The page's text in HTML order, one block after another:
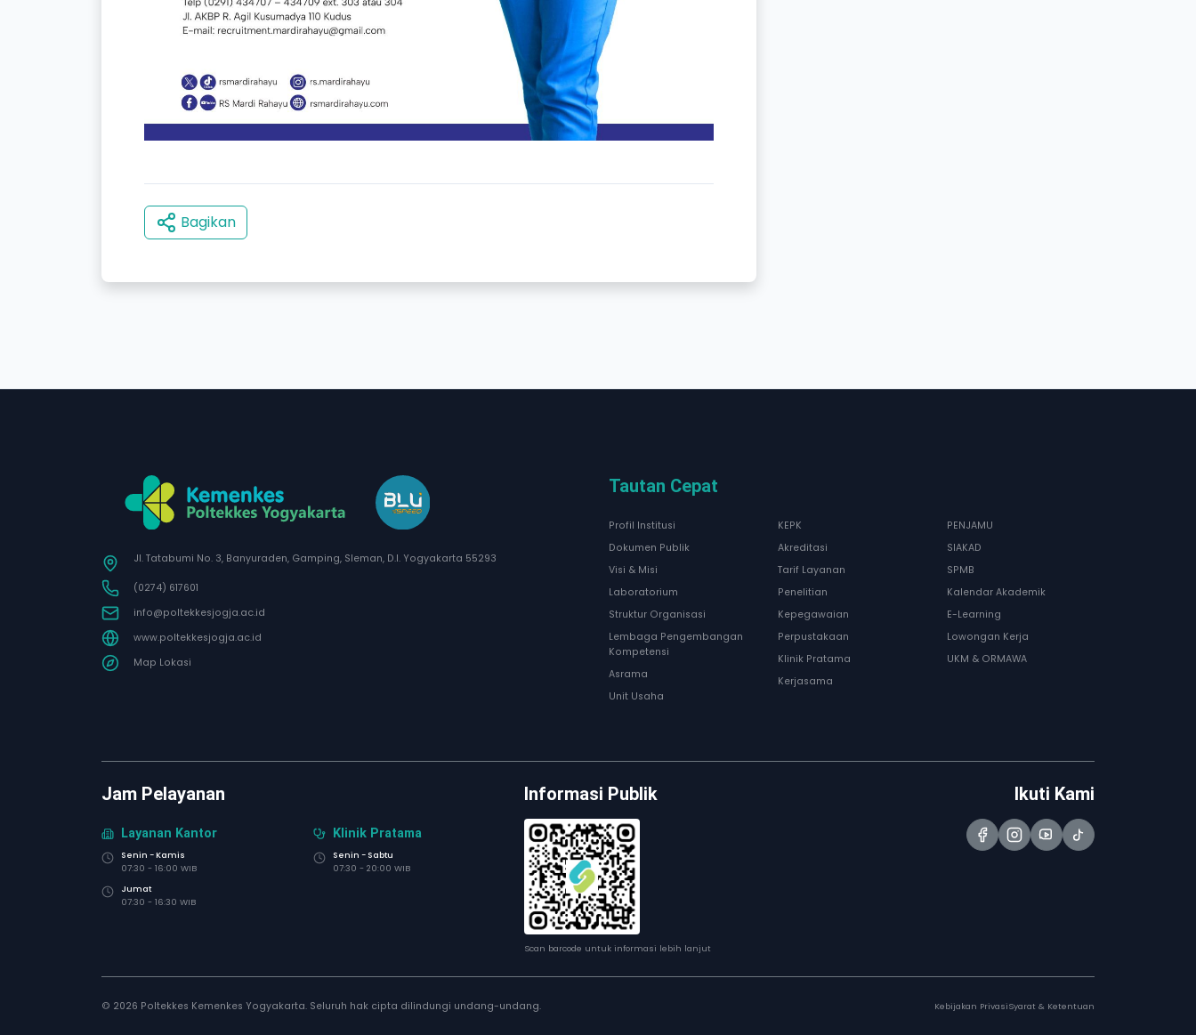
Bagikan
Jl. Tatabumi No. 3, Banyuraden, Gamping, Sleman, D.I. Yogyakarta 55293
(0274) 617601
info@poltekkesjogja.ac.id
www.poltekkesjogja.ac.id
Map Lokasi
Tautan Cepat
Profil Institusi
Dokumen Publik
Visi & Misi
Laboratorium
Struktur Organisasi
Lembaga Pengembangan
Kompetensi
Asrama
Unit Usaha
KEPK
Akreditasi
Tarif Layanan
Penelitian
Kepegawaian
Perpustakaan
Klinik Pratama
Kerjasama
PENJAMU
SIAKAD
SPMB
Kalendar Akademik
E-Learning
Lowongan Kerja
UKM & ORMAWA
Jam Pelayanan
Layanan Kantor
Senin - Kamis
07:30 - 16:00 WIB
Jumat
07:30 - 16:30 WIB
Klinik Pratama
Senin - Sabtu
07:30 - 20:00 WIB
Informasi Publik
Scan barcode untuk informasi lebih lanjut
Ikuti Kami
© 2026 Poltekkes Kemenkes Yogyakarta. Seluruh hak cipta dilindungi undang-undang. Kebijakan PrivasiSyarat & Ketentuan